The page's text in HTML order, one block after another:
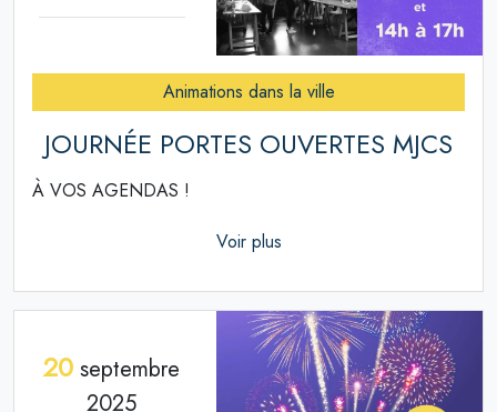
Animations dans la ville
JOURNÉE PORTES OUVERTES MJCS
À VOS AGENDAS !
Voir plus
20 septembre
2025